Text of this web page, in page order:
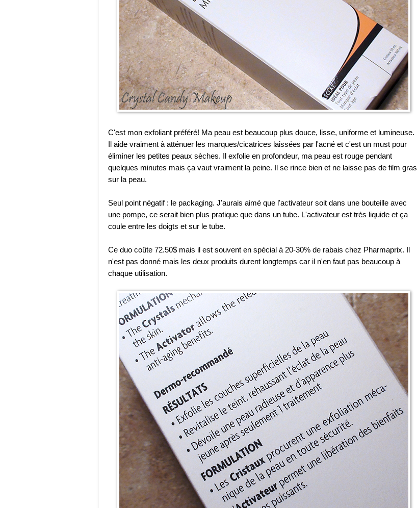
C'est mon exfoliant préféré! Ma peau est beaucoup plus douce, lisse, uniforme et lumineuse.
Il aide vraiment à atténuer les marques/cicatrices laissées par l'acné et c'est un must pour
éliminer les petites peaux sèches. Il exfolie en profondeur, ma peau est rouge pendant
quelques minutes mais ça vaut vraiment la peine. Il se rince bien et ne laisse pas de film gras
sur la peau.
Seul point négatif : le packaging. J'aurais aimé que l'activateur soit dans une bouteille avec
une pompe, ce serait bien plus pratique que dans un tube. L'activateur est très liquide et ça
coule entre les doigts et sur le tube.
Ce duo coûte 72.50$ mais il est souvent en spécial à 20-30% de rabais chez Pharmaprix. Il
n'est pas donné mais les deux produits durent longtemps car il n'en faut pas beaucoup à
chaque utilisation.